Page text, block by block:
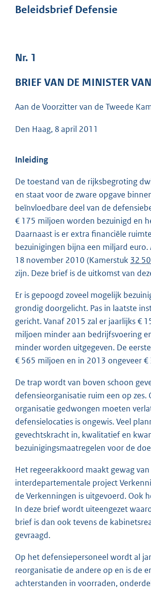
Beleidsbrief Defensie
Nr. 1
BRIEF VAN DE MINISTER
Aan de Voorzitter van de Tweede
Den Haag, 8 april 2011
Inleiding
De toestand van de rijksbegroting
en staat voor de zware opgave
beïnvloedbare deel van de
€ 175 miljoen worden bezuinigd en
Daarnaast is er extra financiële
bezuinigingen bijna een miljard
18 november 2010 (Kamerstuk 32
zijn. Deze brief is de uitkomst van
Er is gepoogd zoveel mogelijk
grondig doorgelicht. Pas in laatste
gericht. Vanaf 2015 zal er jaarlijks €
miljoen minder aan bedrijfsvoering
minder worden uitgegeven. De
€ 565 miljoen en in 2013 ongeveer
De trap wordt van boven schoon
defensieorganisatie ruim een op
organisatie gedwongen moeten
defensielocaties is ongewis. Veel
gevechtskracht in, kwalitatief en
bezuinigingsmaatregelen voor de
Het regeerakkoord maakt gewag
interdepartementale project
de Verkenningen is uitgevoerd. Ook
In deze brief wordt uiteengezet
brief is dan ook tevens de
gevraagd.
Op het defensiepersoneel wordt al
reorganisatie de andere op en is de
achterstanden in voorraden,